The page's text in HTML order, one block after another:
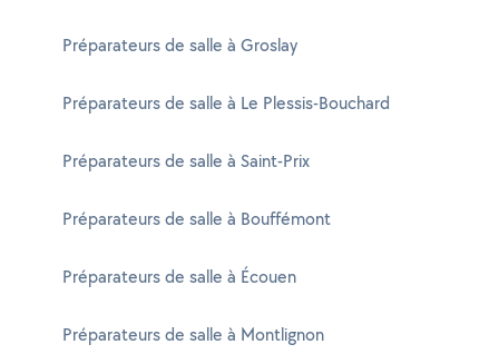
Préparateurs de salle à Groslay
Préparateurs de salle à Le Plessis-Bouchard
Préparateurs de salle à Saint-Prix
Préparateurs de salle à Bouffémont
Préparateurs de salle à Écouen
Préparateurs de salle à Montlignon